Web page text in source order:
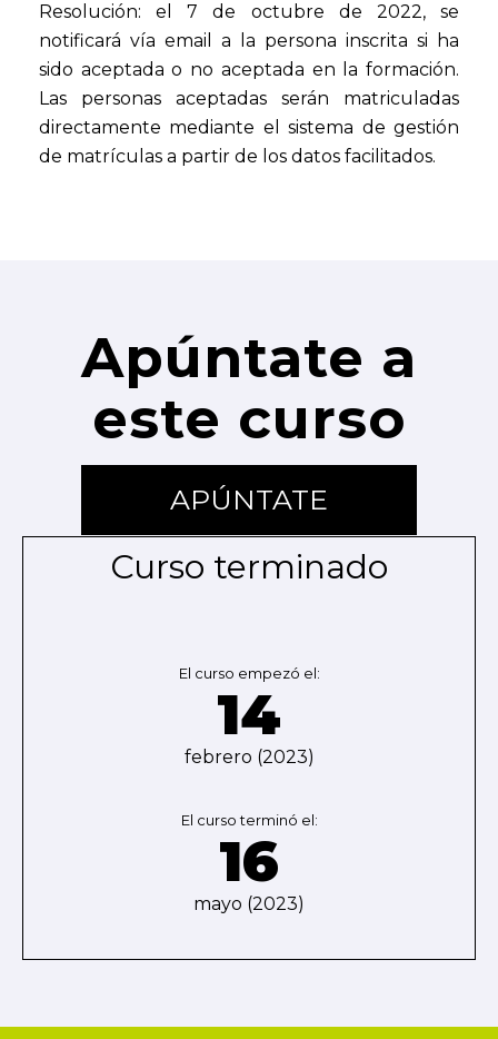
Resolución: el 7 de octubre de 2022, se
notificará vía email a la persona inscrita si ha
sido aceptada o no aceptada en la formación.
Las personas aceptadas serán matriculadas
directamente mediante el sistema de gestión
de matrículas a partir de los datos facilitados.
Apúntate a
este curso
APÚNTATE
Curso terminado
El curso empezó el:
14
febrero (2023)
El curso terminó el:
16
mayo (2023)